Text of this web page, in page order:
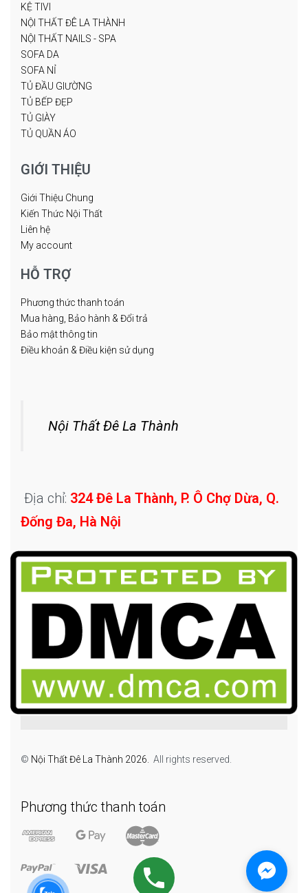
KỆ TIVI
NỘI THẤT ĐÊ LA THÀNH
NỘI THẤT NAILS - SPA
SOFA DA
SOFA NỈ
TỦ ĐẦU GIƯỜNG
TỦ BẾP ĐẸP
TỦ GIÀY
TỦ QUẦN ÁO
GIỚI THIỆU
Giới Thiệu Chung
Kiến Thức Nội Thất
Liên hệ
My account
HỖ TRỢ
Phương thức thanh toán
Mua hàng, Bảo hành & Đổi trả
Bảo mật thông tin
Điều khoản & Điều kiện sử dụng
Nội Thất Đê La Thành
Địa chỉ: 324 Đê La Thành, P. Ô Chợ Dừa, Q.
Đống Đa, Hà Nội
© Nội Thất Đê La Thành 2026. All rights reserved.
Phương thức thanh toán